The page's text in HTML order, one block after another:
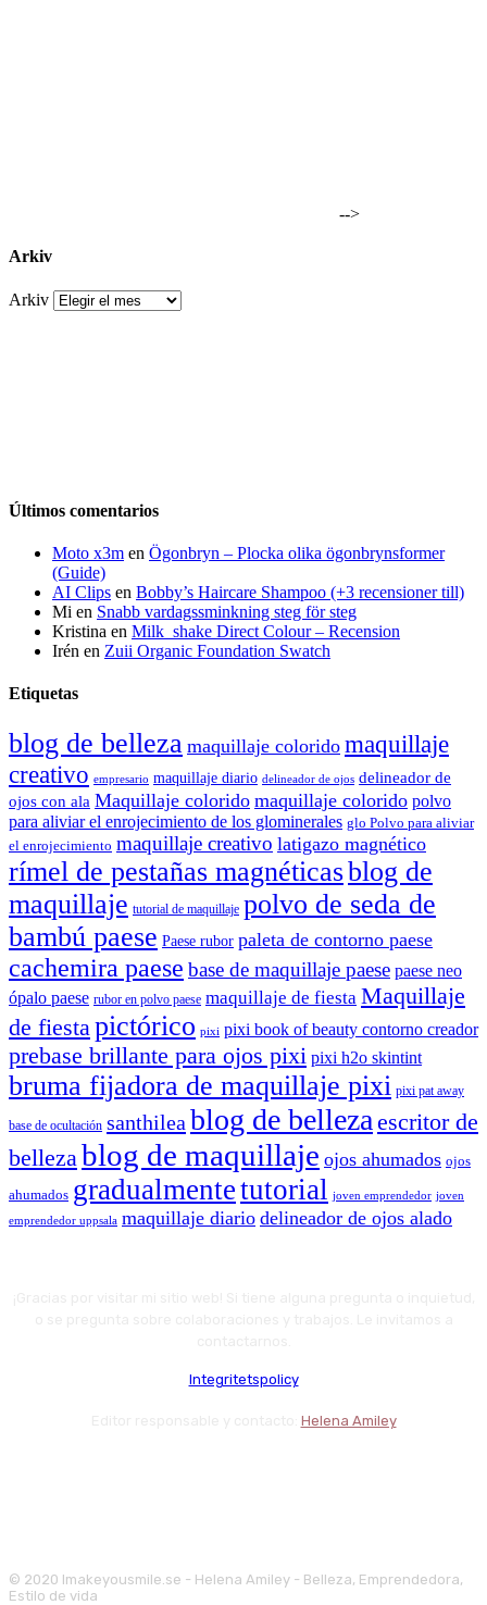
-->
Arkiv
Arkiv
Últimos comentarios
Moto x3m en Ögonbryn – Plocka olika ögonbrynsformer
(Guide)
AI Clips en Bobby’s Haircare Shampoo (+3 recensioner till)
Mi en Snabb vardagssminkning steg för steg
Kristina en Milk_shake Direct Colour – Recension
Irén en Zuii Organic Foundation Swatch
Etiquetas
blog de belleza maquillaje colorido maquillaje
creativo empresario maquillaje diario delineador de ojos delineador de
ojos con ala Maquillaje colorido maquillaje colorido polvo
para aliviar el enrojecimiento de los glominerales glo Polvo para aliviar
el enrojecimiento maquillaje creativo latigazo magnético
rímel de pestañas magnéticasblog de
maquillaje tutorial de maquillaje polvo de seda de
bambú paese Paese rubor paleta de contorno paese
cachemira paese base de maquillaje paese paese neo
ópalo paese rubor en polvo paese maquillaje de fiesta Maquillaje
de fiesta pictórico pixi pixi book of beauty contorno creador
prebase brillante para ojos pixi pixi h2o skintint
bruma fijadora de maquillaje pixi pixi pat away
base de ocultación santhilea blog de belleza escritor de
belleza blog de maquillaje ojos ahumados ojos
ahumados gradualmentetutorial joven emprendedor joven
emprendedor uppsala maquillaje diario delineador de ojos alado
Integritetspolicy
Helena Amiley
© 2020 Imakeyousmile.se - Helena Amiley - Belleza, Emprendedora,
Estilo de vida